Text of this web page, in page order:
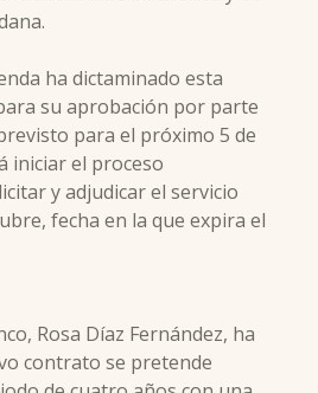
ha dictaminado esta
su aprobación por parte
para el próximo 5 de
iniciar el proceso
y adjudicar el servicio
fecha en la que expira el
Rosa Díaz Fernández, ha
contrato se pretende